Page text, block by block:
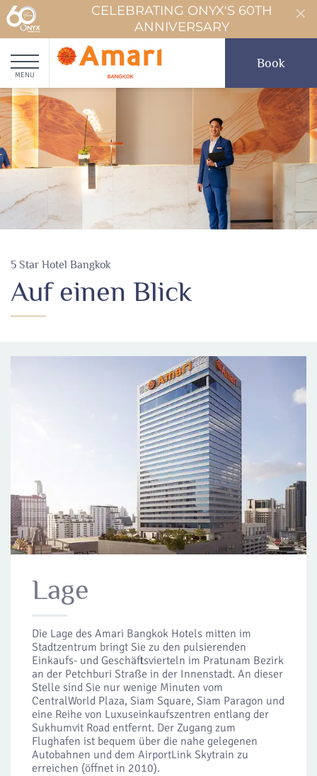
CELEBRATING ONYX'S 60TH
ANNIVERSARY
MENU
Book
5 Star Hotel Bangkok
Auf einen Blick
Lage
Die Lage des Amari Bangkok Hotels mitten im
Stadtzentrum bringt Sie zu den pulsierenden
Einkaufs- und Geschäftsvierteln im Pratunam Bezirk
an der Petchburi Straße in der Innenstadt. An dieser
Stelle sind Sie nur wenige Minuten vom
CentralWorld Plaza, Siam Square, Siam Paragon und
eine Reihe von Luxuseinkaufszentren entlang der
Sukhumvit Road entfernt. Der Zugang zum
Flughafen ist bequem über die nahe gelegenen
Autobahnen und dem AirportLink Skytrain zu
erreichen (öffnet in 2010).